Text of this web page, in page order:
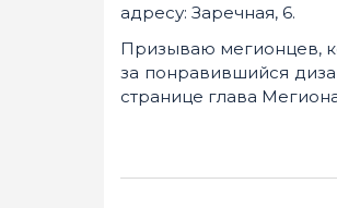
адресу: Заречная, 6.
Призываю мегионцев,
за понравившийся
странице глава